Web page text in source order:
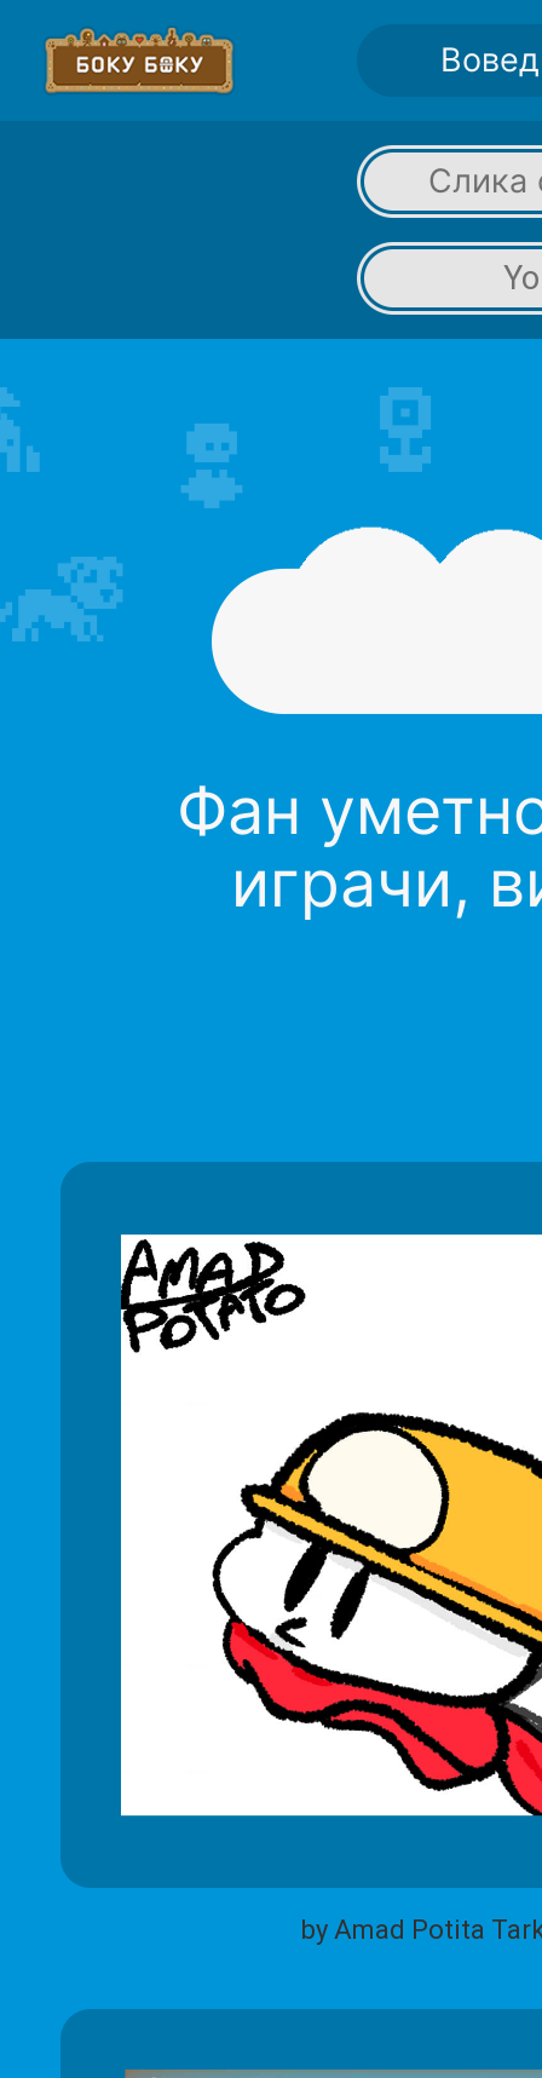
Вовед
Слика
Фан
играчи,
by Amad Potita